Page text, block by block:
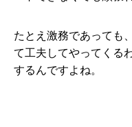
たとえ激務であっても
て工夫してやってくる
するんですよね。